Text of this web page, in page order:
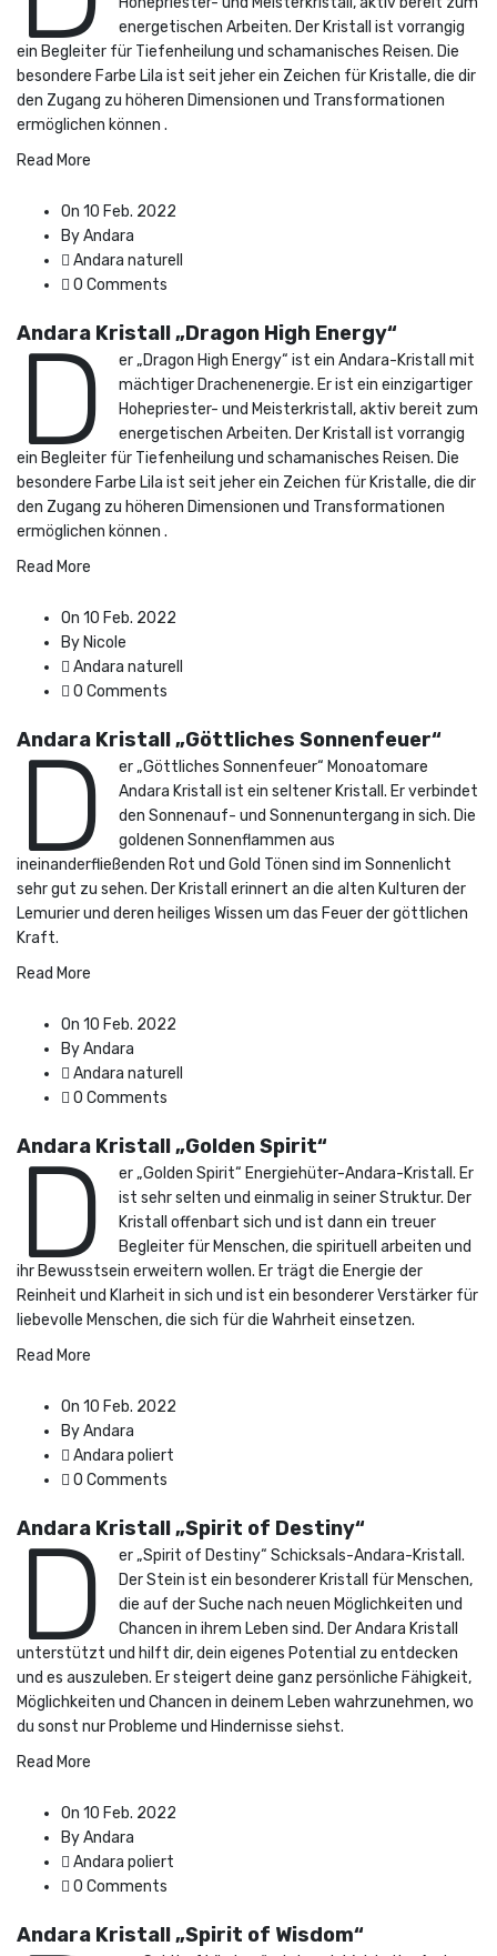
energetischen Arbeiten. Der Kristall ist vorrangig
ein Begleiter für Tiefenheilung und schamanisches Reisen. Die
besondere Farbe Lila ist seit jeher ein Zeichen für Kristalle, die dir
den Zugang zu höheren Dimensionen und Transformationen
ermöglichen können .
Read More
On 10 Feb. 2022
By Andara
Andara naturell
0 Comments
Andara Kristall „Dragon High Energy“
D
er „Dragon High Energy“ ist ein Andara-Kristall mit
mächtiger Drachenenergie. Er ist ein einzigartiger
Hohepriester- und Meisterkristall, aktiv bereit zum
energetischen Arbeiten. Der Kristall ist vorrangig
ein Begleiter für Tiefenheilung und schamanisches Reisen. Die
besondere Farbe Lila ist seit jeher ein Zeichen für Kristalle, die dir
den Zugang zu höheren Dimensionen und Transformationen
ermöglichen können .
Read More
On 10 Feb. 2022
By Nicole
Andara naturell
0 Comments
Andara Kristall „Göttliches Sonnenfeuer“
D
er „Göttliches Sonnenfeuer“ Monoatomare
Andara Kristall ist ein seltener Kristall. Er verbindet
den Sonnenauf- und Sonnenuntergang in sich. Die
goldenen Sonnenflammen aus
ineinanderfließenden Rot und Gold Tönen sind im Sonnenlicht
sehr gut zu sehen. Der Kristall erinnert an die alten Kulturen der
Lemurier und deren heiliges Wissen um das Feuer der göttlichen
Kraft.
Read More
On 10 Feb. 2022
By Andara
Andara naturell
0 Comments
Andara Kristall „Golden Spirit“
D
er „Golden Spirit“ Energiehüter-Andara-Kristall. Er
ist sehr selten und einmalig in seiner Struktur. Der
Kristall offenbart sich und ist dann ein treuer
Begleiter für Menschen, die spirituell arbeiten und
ihr Bewusstsein erweitern wollen. Er trägt die Energie der
Reinheit und Klarheit in sich und ist ein besonderer Verstärker für
liebevolle Menschen, die sich für die Wahrheit einsetzen.
Read More
On 10 Feb. 2022
By Andara
Andara poliert
0 Comments
Andara Kristall „Spirit of Destiny“
D
er „Spirit of Destiny“ Schicksals-Andara-Kristall.
Der Stein ist ein besonderer Kristall für Menschen,
die auf der Suche nach neuen Möglichkeiten und
Chancen in ihrem Leben sind. Der Andara Kristall
unterstützt und hilft dir, dein eigenes Potential zu entdecken
und es auszuleben. Er steigert deine ganz persönliche Fähigkeit,
Möglichkeiten und Chancen in deinem Leben wahrzunehmen, wo
du sonst nur Probleme und Hindernisse siehst.
Read More
On 10 Feb. 2022
By Andara
Andara poliert
0 Comments
Andara Kristall „Spirit of Wisdom“